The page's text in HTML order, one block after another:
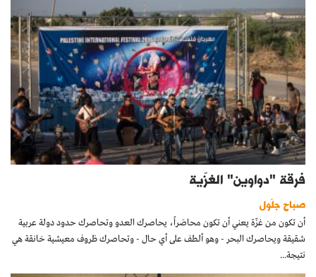
فرقة "دواوين" الغزّية
صباح جلّول
أن تكون من غزّة يعني أن تكون محاصَراً، يحاصرك العدو وتحاصرك حدود دولة عربية
شقيقة ويحاصرك البحر - وهو ألطف على أي حال - وتحاصرك ظروف معيشية خانقة هي
نتيجة...